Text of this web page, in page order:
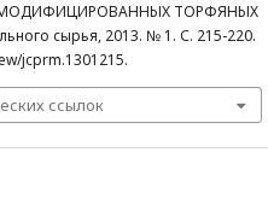
ТОРФЯНЫХ
сырья, 2013. № 1. С. 215-220.
jcprm.1301215.
ссылок